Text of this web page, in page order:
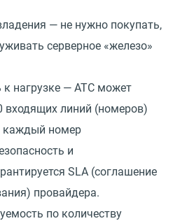
— не нужно покупать,
серверное «железо»
нагрузке — АТС может
входящих линий (номеров)
каждый номер
и
SLA (соглашение
провайдера.
по количеству